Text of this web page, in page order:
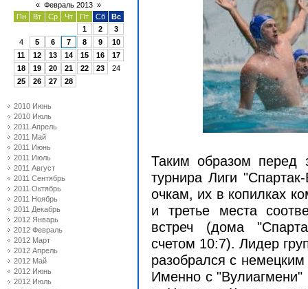
« Февраль 2013 »
Пн
Вт Ср Чт Пт Сб
Вс
1
2
3
4
5 6 7 8 9
10
11
12 13 14 15 16
17
18
19 20 21 22 23
24
25
26 27 28
2010 Июнь
2010 Июль
2011 Апрель
2011 Май
2011 Июнь
2011 Июль
2011 Август
2011 Сентябрь
2011 Октябрь
2011 Ноябрь
2011 Декабрь
2012 Январь
2012 Февраль
2012 Март
2012 Апрель
2012 Май
2012 Июнь
2012 Июль
Таким образом перед
турнира Лиги
очкам, их в копилках
и третье места
встреч (дома
счетом 10:7). Лидер
разобрался с
Именно с "Вулиагмени"